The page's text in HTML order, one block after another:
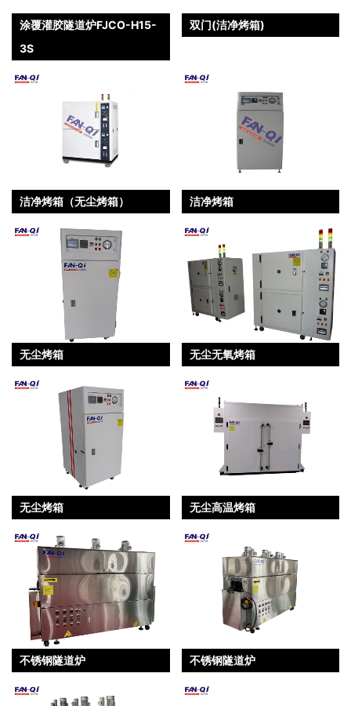
涂覆灌胶隧道炉FJCO-H15-
3S
双门(洁净烤箱)
洁净烤箱（无尘烤箱） 洁净烤箱
无尘烤箱 无尘无氧烤箱
无尘烤箱 无尘高温烤箱
不锈钢隧道炉 不锈钢隧道炉